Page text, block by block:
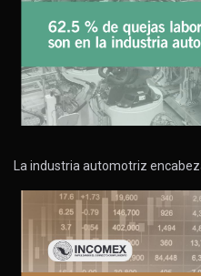
La industria automotriz